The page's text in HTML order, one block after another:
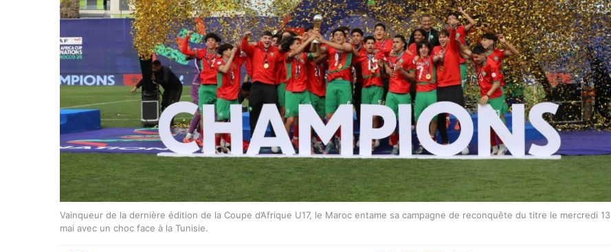
Vainqueur de la dernière édition de la Coupe d’Afrique U17, le Maroc entame sa campagne de reconquête du titre le mercredi 13
mai avec un choc face à la Tunisie.